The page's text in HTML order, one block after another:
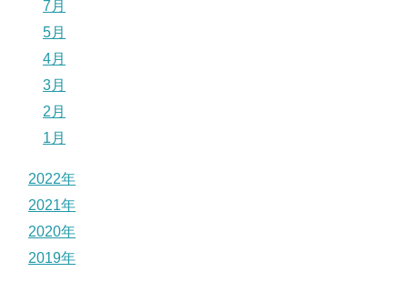
7月
5月
4月
3月
2月
1月
2022年
2021年
2020年
2019年